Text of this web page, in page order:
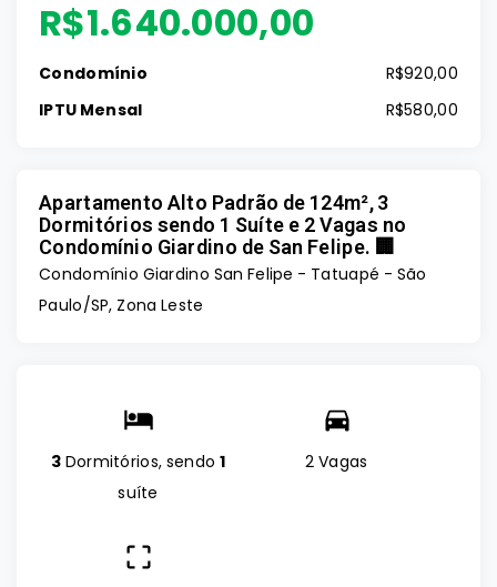
R$1.640.000,00
Condomínio
R$920,00
IPTU Mensal
R$580,00
Apartamento Alto Padrão de 124m², 3
Dormitórios sendo 1 Suíte e 2 Vagas no
Condomínio Giardino de San Felipe. 🏢
Condomínio Giardino San Felipe - Tatuapé - São
Paulo/SP, Zona Leste
3 Dormitórios, sendo 1
suíte
2 Vagas